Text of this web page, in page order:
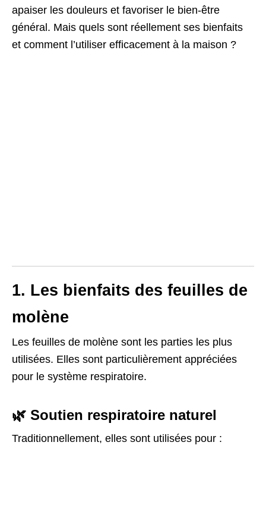
apaiser les douleurs et favoriser le bien-être
général. Mais quels sont réellement ses bienfaits
et comment l’utiliser efficacement à la maison ?
1. Les bienfaits des feuilles de
molène
Les feuilles de molène sont les parties les plus
utilisées. Elles sont particulièrement appréciées
pour le système respiratoire.
🌿 Soutien respiratoire naturel
Traditionnellement, elles sont utilisées pour :